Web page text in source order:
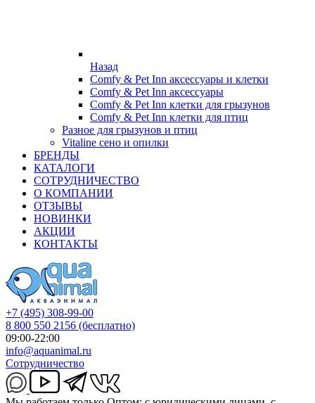
Назад
Comfy & Pet Inn аксессуары и клетки
Comfy & Pet Inn аксессуары
Comfy & Pet Inn клетки для грызунов
Comfy & Pet Inn клетки для птиц
Разное для грызунов и птиц
Vitaline сено и опилки
БРЕНДЫ
КАТАЛОГИ
СОТРУДНИЧЕСТВО
О КОМПАНИИ
ОТЗЫВЫ
НОВИНКИ
АКЦИИ
КОНТАКТЫ
+7 (495) 308-99-00
8 800 550 2156 (бесплатно)
09:00-22:00
info@aquanimal.ru
Сотрудничество